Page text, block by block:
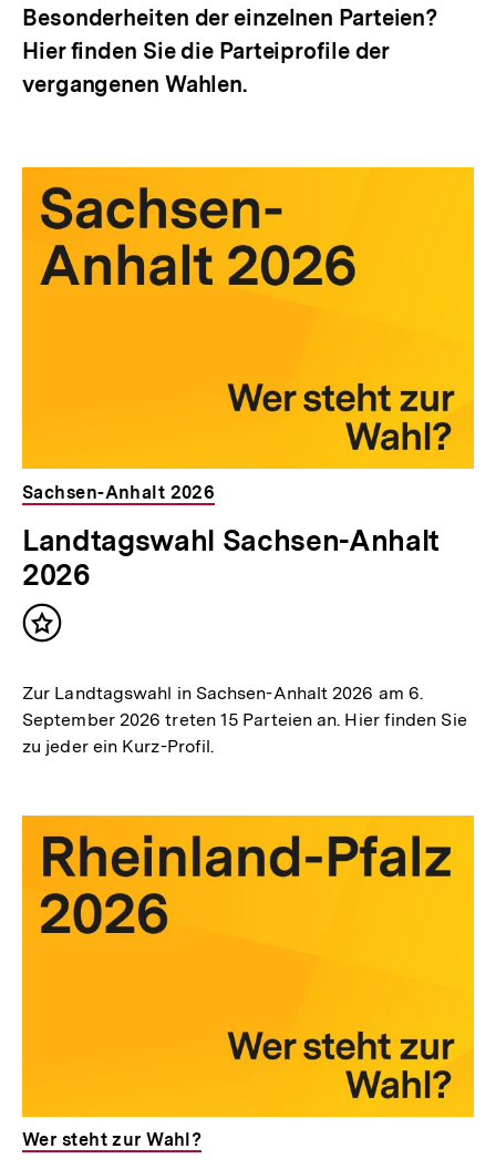
Besonderheiten der einzelnen Parteien?
Hier finden Sie die Parteiprofile der
vergangenen Wahlen.
Sachsen-Anhalt 2026
Landtagswahl Sachsen-Anhalt
2026
Inhalt
Zur Landtagswahl in Sachsen-Anhalt 2026 am 6.
September 2026 treten 15 Parteien an. Hier finden Sie
zu jeder ein Kurz-Profil.
Wer steht zur Wahl?